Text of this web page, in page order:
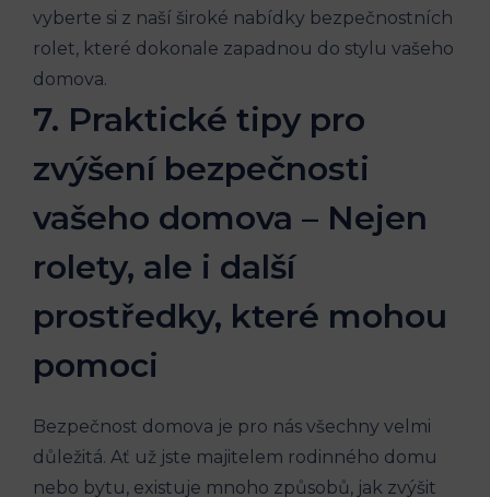
vyberte si z naší široké nabídky bezpečnostních
rolet, které dokonale zapadnou do stylu vašeho
domova.
7. Praktické tipy pro
zvýšení bezpečnosti
vašeho domova – Nejen
rolety, ale i další
prostředky, které mohou
pomoci
Bezpečnost domova je pro nás všechny velmi
důležitá. Ať už jste majitelem rodinného domu
nebo bytu, existuje mnoho způsobů, jak zvýšit